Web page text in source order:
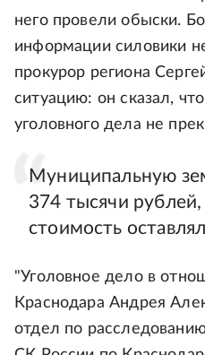
него провели обыски.
информации силовики
прокурор региона
ситуацию: он сказал,
уголовного дела не
Муниципальную
374 тысячи
стоимость
"Уголовное дело в
Краснодара Андрея
отдел по